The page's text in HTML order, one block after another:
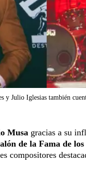
Julio Iglesias también
Musa gracias a su
de la Fama de
compositores